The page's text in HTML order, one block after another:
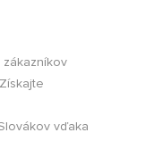
zákazníkov
vďaka